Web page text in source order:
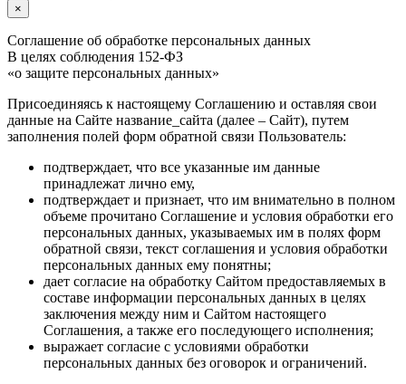
×
Соглашение об обработке персональных данных
В целях соблюдения 152-ФЗ
«о защите персональных данных»
Присоединяясь к настоящему Соглашению и оставляя свои
данные на Сайте название_сайта (далее – Сайт), путем
заполнения полей форм обратной связи Пользователь:
подтверждает, что все указанные им данные
принадлежат лично ему,
подтверждает и признает, что им внимательно в полном
объеме прочитано Соглашение и условия обработки его
персональных данных, указываемых им в полях форм
обратной связи, текст соглашения и условия обработки
персональных данных ему понятны;
дает согласие на обработку Сайтом предоставляемых в
составе информации персональных данных в целях
заключения между ним и Сайтом настоящего
Соглашения, а также его последующего исполнения;
выражает согласие с условиями обработки
персональных данных без оговорок и ограничений.